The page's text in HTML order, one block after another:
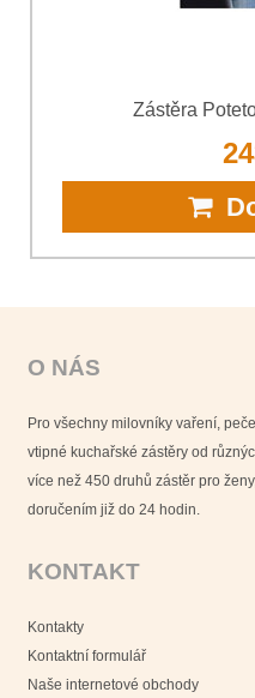
Zástěra
O NÁS
Pro všechny milovníky vaření,
vtipné kuchařské zástěry od
více než 450 druhů zástěr pro
doručením již do 24 hodin.
KONTAKT
Kontakty
Kontaktní formulář
Naše internetové obchody